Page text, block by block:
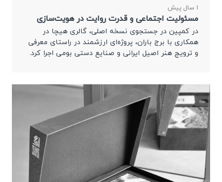
1 سال پیش
مسئولیت اجتماعی و قدرت روایت در هویت‌سازی
در کمپین در جستجوی نسخه اصلی، گالری هیچا در
همکاری با برج باران، پروژه‌ای ارزشمند در راستای معرفی
و ترویج هنر اصیل ایرانی و صنایع دستی بومی اجرا کرد.